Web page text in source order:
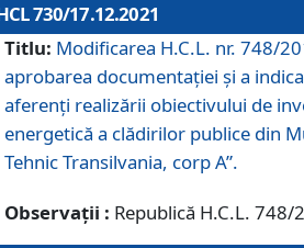
730/17.12.2021
Titlu: Modificarea H.C.L. nr. 748/
aprobarea documentației și a
aferenți realizării obiectivului de
energetică a clădirilor publice din
Tehnic Transilvania, corp A”.
Observații : Republică H.C.L. 748/